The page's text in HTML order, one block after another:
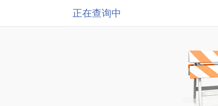
正在查询中